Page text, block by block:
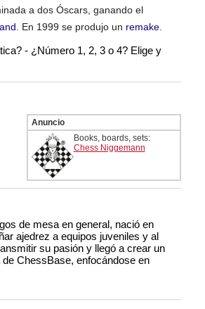
a dos Óscars, ganando el
. En 1999 se produjo un remake.
- ¿Número 1, 2, 3 o 4? Elige y
Anuncio
Books, boards, sets:
Chess Niggemann
de mesa en general, nació en
ajedrez a equipos juveniles y al
su pasión y llegó a crear un
ChessBase, enfocándose en